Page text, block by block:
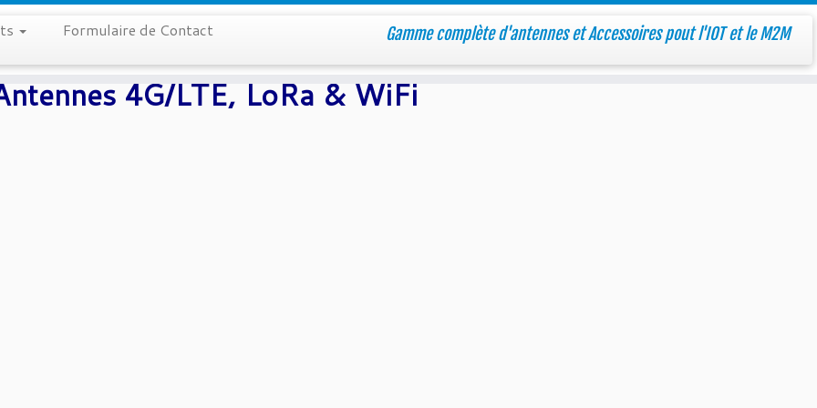
Gamme complète d'antennes et Accessoires pout l'IOT et le M2M
Formulaire de Contact
4G/LTE, LoRa & WiFi